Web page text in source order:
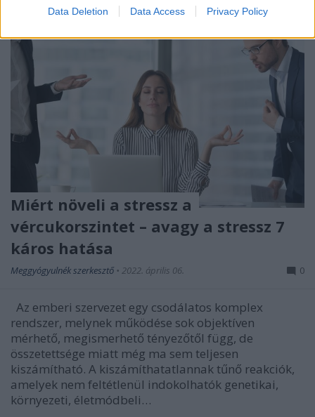
Data Deletion Data Access Privacy Policy
Miért növeli a stressz a
vércukorszintet – avagy a stressz 7
káros hatása
Meggyógyulnék szerkesztő • 2022. április 06. 0
Az emberi szervezet egy csodálatos komplex
rendszer, melynek működése sok objektíven
mérhető, megismerhető tényezőtől függ, de
összetettsége miatt még ma sem teljesen
kiszámítható. A kiszámíthatatlannak tűnő reakciók,
amelyek nem feltétlenül indokolhatók genetikai,
környezeti, életmódbeli…